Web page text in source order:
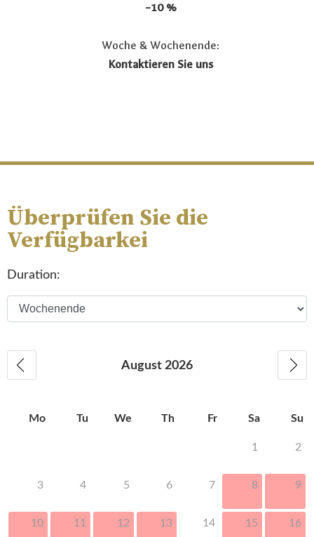
–10 %
Woche & Wochenende:
Kontaktieren Sie uns
Überprüfen Sie die
Verfügbarkei
Duration:
August 2026
Mo Tu We Th Fr Sa Su
1 2
3 4 5 6 7 8 9
10 11 12 13 14 15 16